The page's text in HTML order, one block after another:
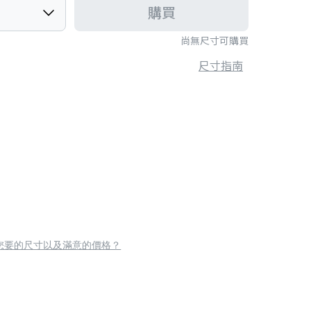
尚無尺寸可購買
購買
尺寸指南
要的尺寸以及滿意的價格？